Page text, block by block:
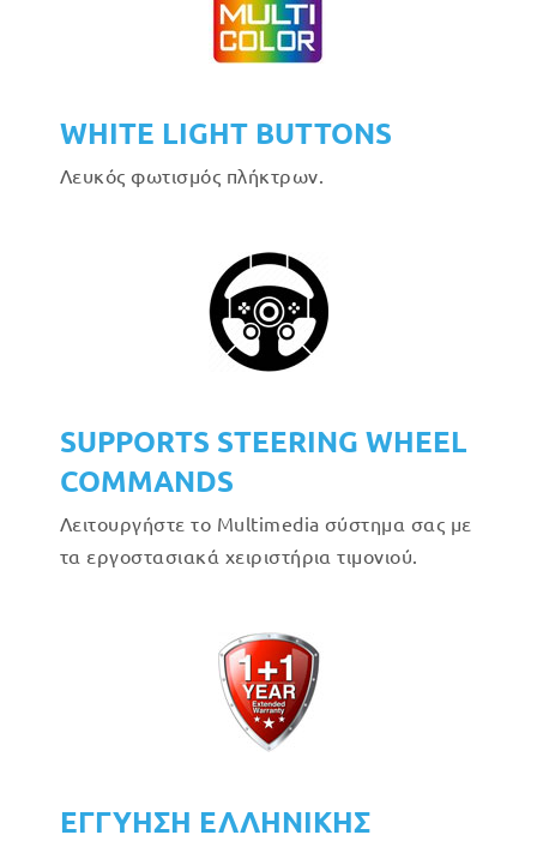
WHITE LIGHT BUTTONS
Λευκός φωτισμός πλήκτρων.
SUPPORTS STEERING WHEEL
COMMANDS
Λειτουργήστε το Multimedia σύστημα σας με
τα εργοστασιακά χειριστήρια τιμονιού.
ΕΓΓΥΗΣΗ ΕΛΛΗΝΙΚΗΣ